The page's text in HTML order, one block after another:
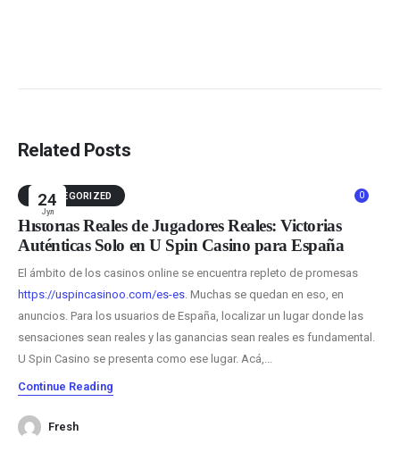
Related Posts
24
Јул
0
UNCATEGORIZED
Historias Reales de Jugadores Reales: Victorias
Auténticas Solo en U Spin Casino para España
El ámbito de los casinos online se encuentra repleto de promesas
https://uspincasinoo.com/es-es . Muchas se quedan en eso, en
anuncios. Para los usuarios de España, localizar un lugar donde las
sensaciones sean reales y las ganancias sean reales es fundamental.
U Spin Casino se presenta como ese lugar. Acá,...
Continue Reading
Fresh